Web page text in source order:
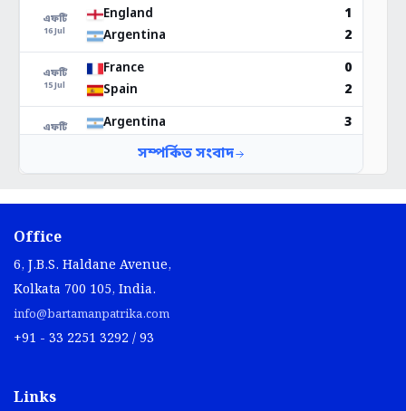
Office
6, J.B.S. Haldane Avenue,
Kolkata 700 105, India.
info@bartamanpatrika.com
+91 - 33 2251 3292 / 93
Links